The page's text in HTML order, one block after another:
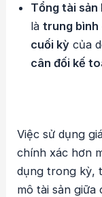
Tổng tài
làtrung bình
cuối kỳ của
cân đối kế
Việc sử dụng
chính xác hơn
dụng trong kỳ,
mô tài sản giữa